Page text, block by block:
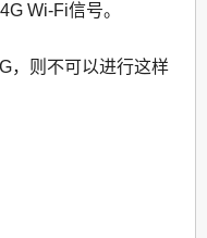
Wi-Fi信号。
，则不可以进行这样